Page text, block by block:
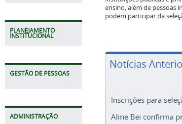
PLANEJAMENTO
INSTITUCIONAL
GESTÃO DE PESSOAS
ADMINISTRAÇÃO
ensino, além de pessoas
podem participar da
Notícias
Inscrições para
Aline Bei confirma